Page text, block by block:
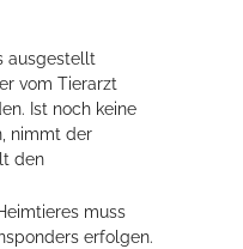
ausgestellt
vom Tierarzt
Ist noch keine
nimmt der
den
muss
erfolgen.